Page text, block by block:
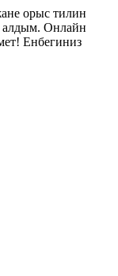
орыс тилин
алдым. Онлайн
Енбегиниз